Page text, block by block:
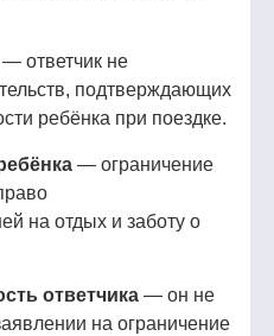
— ответчик не
подтверждающих
ребёнка при поездке.
— ограничение
на отдых и заботу о
ответчика — он не
на ограничение